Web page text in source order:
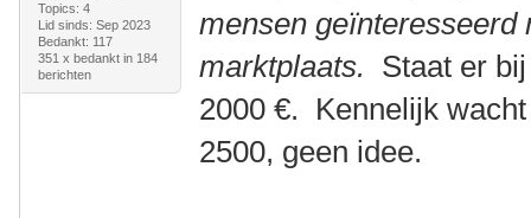
Topics: 4
Lid sinds: Sep 2023
Bedankt: 117
351 x bedankt in 184
berichten
mensen geïnteresseerd
marktplaats. Staat er
2000 €. Kennelijk
2500, geen idee.